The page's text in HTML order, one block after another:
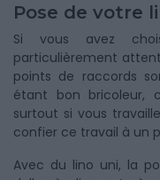
Pose de votre
Si vous avez
particulièrement
points de raccords
étant bon bricoleur,
surtout si vous
confier ce travail à un
Avec du lino uni, la